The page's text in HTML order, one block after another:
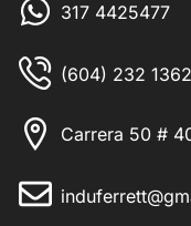
317 4425477
(604) 232 1362
Carrera 50 #